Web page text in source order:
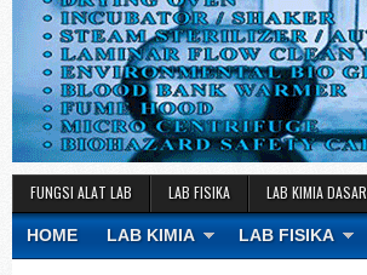
FUNGSI ALAT LAB LAB FISIKA LAB KIMIA DASAR
HOME LAB KIMIA LAB FISIKA